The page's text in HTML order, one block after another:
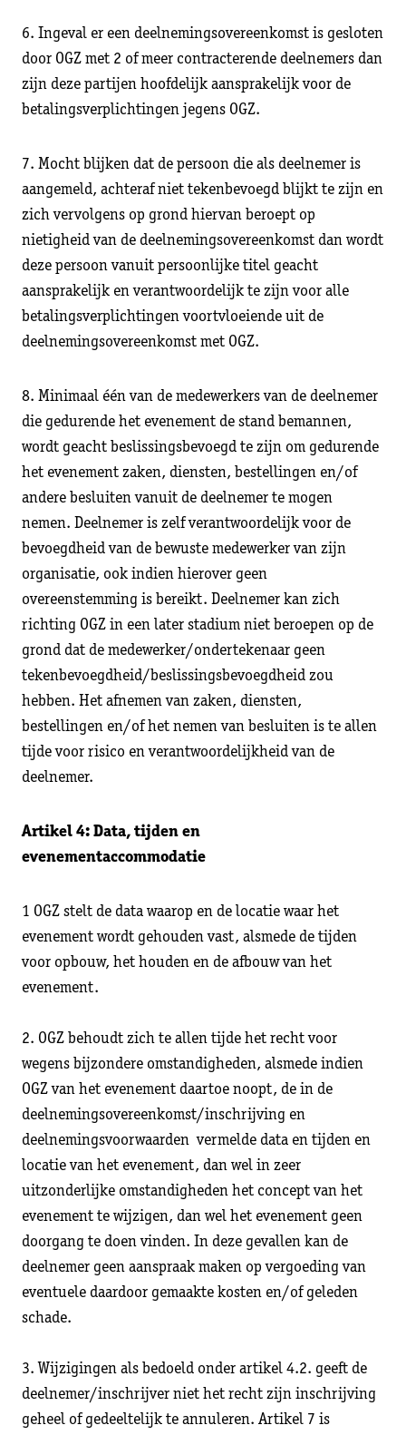
6. Ingeval er een deelnemingsovereenkomst is gesloten
door OGZ met 2 of meer contracterende deelnemers dan
zijn deze partijen hoofdelijk aansprakelijk voor de
betalingsverplichtingen jegens OGZ.
7. Mocht blijken dat de persoon die als deelnemer is
aangemeld, achteraf niet tekenbevoegd blijkt te zijn en
zich vervolgens op grond hiervan beroept op
nietigheid van de deelnemingsovereenkomst dan wordt
deze persoon vanuit persoonlijke titel geacht
aansprakelijk en verantwoordelijk te zijn voor alle
betalingsverplichtingen voortvloeiende uit de
deelnemingsovereenkomst met OGZ.
8. Minimaal één van de medewerkers van de deelnemer
die gedurende het evenement de stand bemannen,
wordt geacht beslissingsbevoegd te zijn om gedurende
het evenement zaken, diensten, bestellingen en/of
andere besluiten vanuit de deelnemer te mogen
nemen. Deelnemer is zelf verantwoordelijk voor de
bevoegdheid van de bewuste medewerker van zijn
organisatie, ook indien hierover geen
overeenstemming is bereikt. Deelnemer kan zich
richting OGZ in een later stadium niet beroepen op de
grond dat de medewerker/ondertekenaar geen
tekenbevoegdheid/beslissingsbevoegdheid zou
hebben. Het afnemen van zaken, diensten,
bestellingen en/of het nemen van besluiten is te allen
tijde voor risico en verantwoordelijkheid van de
deelnemer.
Artikel 4: Data, tijden en
evenementaccommodatie
1 OGZ stelt de data waarop en de locatie waar het
evenement wordt gehouden vast, alsmede de tijden
voor opbouw, het houden en de afbouw van het
evenement.
2. OGZ behoudt zich te allen tijde het recht voor
wegens bijzondere omstandigheden, alsmede indien
OGZ van het evenement daartoe noopt, de in de
deelnemingsovereenkomst/inschrijving en
deelnemingsvoorwaarden vermelde data en tijden en
locatie van het evenement, dan wel in zeer
uitzonderlijke omstandigheden het concept van het
evenement te wijzigen, dan wel het evenement geen
doorgang te doen vinden. In deze gevallen kan de
deelnemer geen aanspraak maken op vergoeding van
eventuele daardoor gemaakte kosten en/of geleden
schade.
3. Wijzigingen als bedoeld onder artikel 4.2. geeft de
deelnemer/inschrijver niet het recht zijn inschrijving
geheel of gedeeltelijk te annuleren. Artikel 7 is